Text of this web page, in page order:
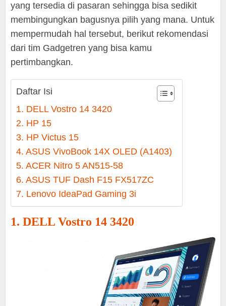
yang tersedia di pasaran sehingga bisa sedikit
membingungkan bagusnya pilih yang mana. Untuk
mempermudah hal tersebut, berikut rekomendasi
dari tim Gadgetren yang bisa kamu
pertimbangkan.
Daftar Isi
1. DELL Vostro 14 3420
2. HP 15
3. HP Victus 15
4. ASUS VivoBook 14X OLED (A1403)
5. ACER Nitro 5 AN515-58
6. ASUS TUF Dash F15 FX517ZC
7. Lenovo IdeaPad Gaming 3i
1. DELL Vostro 14 3420